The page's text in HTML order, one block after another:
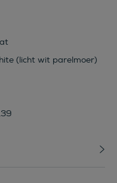
(licht wit parelmoer)